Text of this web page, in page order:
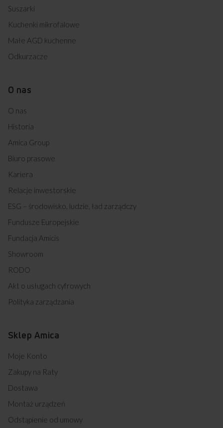
zużytego sprzętu
Suszarki
Kuchenki mikrofalowe
Małe AGD kuchenne
Odkurzacze
O nas
O nas
Historia
Amica Group
Biuro prasowe
Kariera
Relacje inwestorskie
ESG – środowisko, ludzie, ład zarządczy
Fundusze Europejskie
Fundacja Amicis
Showroom
RODO
Akt o usługach cyfrowych
Polityka zarządzania
Sklep Amica
Moje Konto
Zakupy na Raty
Dostawa
Montaż urządzeń
Odstąpienie od umowy